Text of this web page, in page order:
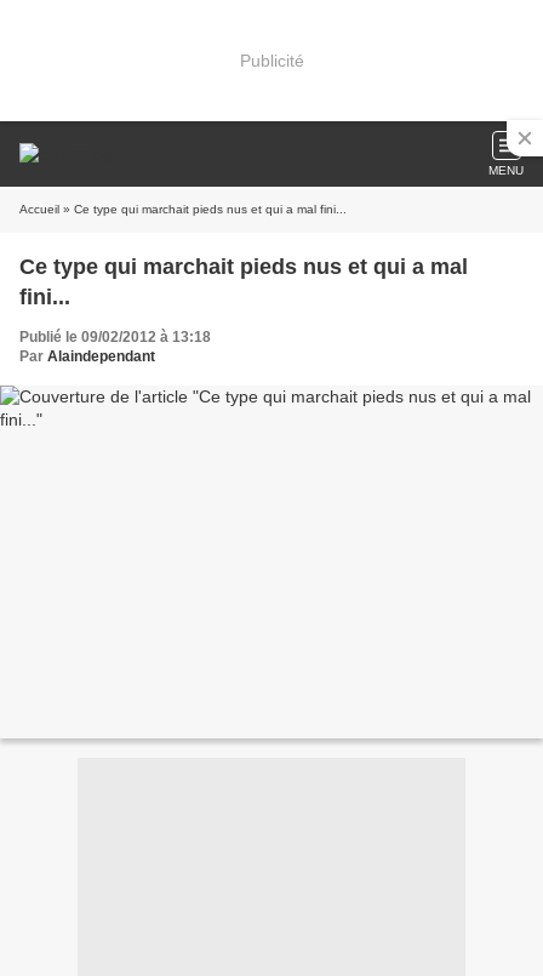
Publicité
MENU
Accueil » Ce type qui marchait pieds nus et qui a mal fini...
Ce type qui marchait pieds nus et qui a mal
fini...
Publié le 09/02/2012 à 13:18
Par Alaindependant